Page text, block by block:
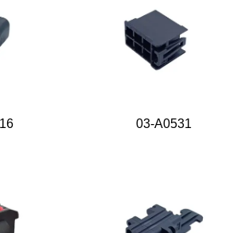
03-A0531